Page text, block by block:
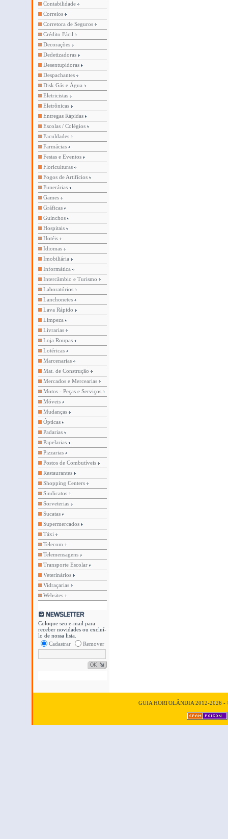
Contabilidade
Correios
Corretora de Seguros
Crédito Fácil
Decorações
Dedetizadoras
Desentupidoras
Despachantes
Disk Gás e Água
Eletricistas
Eletrônicas
Entregas Rápidas
Escolas / Colégios
Faculdades
Farmácias
Festas e Eventos
Floriculturas
Fogos de Artifícios
Funerárias
Games
Gráficas
Guinchos
Hospitais
Hotéis
Idiomas
Imobiliária
Informática
Intercâmbio e Turismo
Laboratórios
Lanchonetes
Lava Rápido
Limpeza
Livrarias
Loja Roupas
Lotéricas
Marcenarias
Mat. de Construção
Mercados e Mercearias
Motos - Peças e Serviços
Móveis
Mudanças
Ópticas
Padarias
Papelarias
Pizzarias
Postos de Combutíveis
Restaurantes
Shopping Centers
Sindicatos
Sorveterias
Sucatas
Supermercados
Táxi
Telecom
Telemensagens
Transporte Escolar
Veterinários
Vidraçarias
Websites
Coloque seu e-mail para
receber novidades ou excluí-
lo de nossa lista.
Cadastrar
Remover
GUIA HORTOLÂNDIA 2012-2026 -